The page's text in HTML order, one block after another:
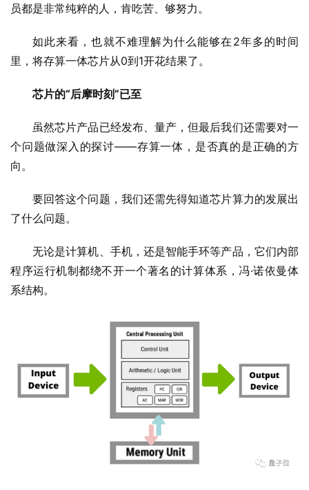
员都是非常纯粹的人，肯吃苦、够努力。
如此来看，也就不难理解为什么能够在2年多的时间
里，将存算一体芯片从0到1开花结果了。
芯片的“后摩时刻”已至
虽然芯片产品已经发布、量产，但最后我们还需要对一
个问题做深入的探讨——存算一体，是否真的是正确的方
向。
要回答这个问题，我们还需先得知道芯片算力的发展出
了什么问题。
无论是计算机、手机，还是智能手环等产品，它们内部
程序运行机制都绕不开一个著名的计算体系，冯·诺依曼体
系结构。